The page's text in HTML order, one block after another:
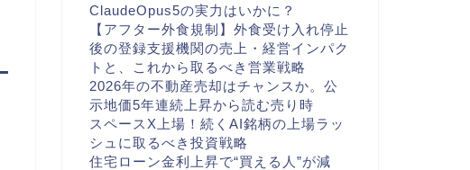
ClaudeOpus5の実力はいかに？
【アフター外食規制】外食受け入れ停止
後の登録支援機関の売上・経営インパク
トと、これから取るべき営業戦略
2026年の不動産売却はチャンスか。公
示地価5年連続上昇から読む売り時
スペースX上場！続くAI銘柄の上場ラッ
シュに取るべき投資戦略
住宅ローン金利上昇で“買える人”が減